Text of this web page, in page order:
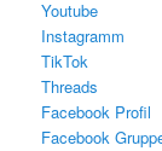
Youtube
Instagramm
TikTok
Threads
Facebook Profil
Facebook